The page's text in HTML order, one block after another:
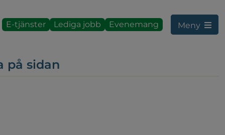
E-tjänster Lediga jobb Evenemang Meny
på sidan